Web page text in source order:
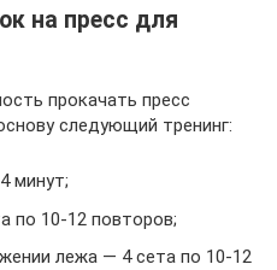
на пресс для
прокачать пресс
следующий тренинг:
минут;
по 10-12 повторов;
лежа — 4 сета по 10-12